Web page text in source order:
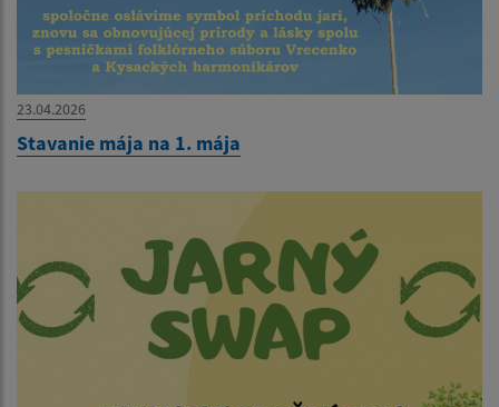
23.04.2026
Stavanie mája na 1. mája